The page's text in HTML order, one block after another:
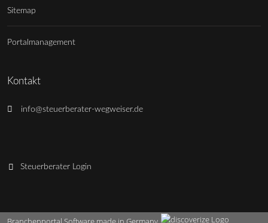
Sitemap
Portalmanagement
Kontakt
info@steuerberater-wegweiser.de
Steuerberater Login